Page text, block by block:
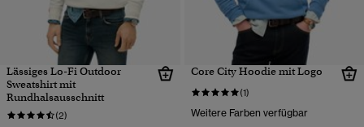
Lässiges Lo-Fi Outdoor
Sweatshirt mit
Rundhalsausschnitt
(2)
Core City Hoodie mit Logo
(1)
Weitere Farben verfügbar